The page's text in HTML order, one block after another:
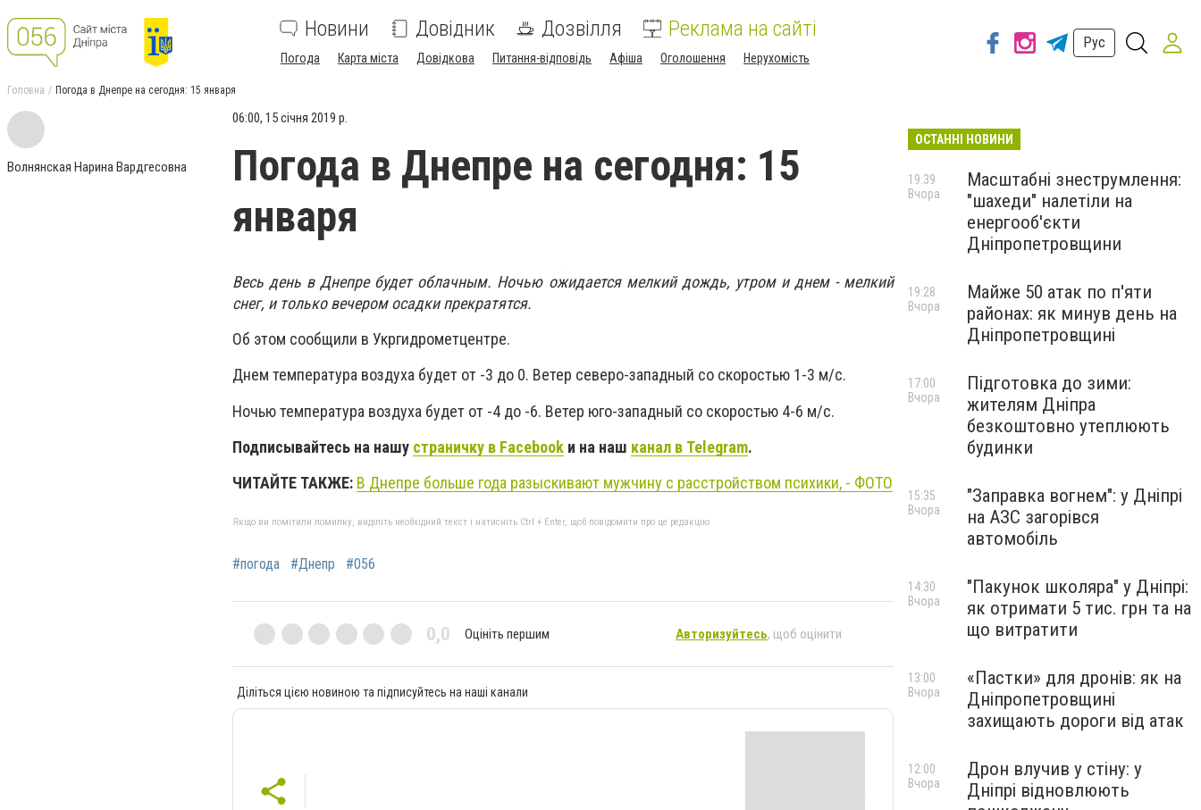
Новини Довідник Дозвілля Реклама на сайті
Погода Карта міста Довідкова Питання-відповідь Афіша Оголошення Нерухомість
Рус
Головна Погода в Днепре на сегодня: 15 января
Волнянская Нарина Вардгесовна
06:00, 15 січня 2019 р.
Погода в Днепре на сегодня: 15
января
Весь день в Днепре будет облачным. Ночью ожидается мелкий дождь, утром и днем - мелкий
снег, и только вечером осадки прекратятся.
Об этом сообщили в Укргидрометцентре.
Днем температура воздуха будет от -3 до 0. Ветер северо-западный со скоростью 1-3 м/с.
Ночью температура воздуха будет от -4 до -6. Ветер юго-западный со скоростью 4-6 м/с.
Подписывайтесь на нашу страничку в Facebook и на наш канал в Telegram.
ЧИТАЙТЕ ТАКЖЕ: В Днепре больше года разыскивают мужчину с расстройством психики, - ФОТО
Якщо ви помітили помилку, виділіть необхідний текст і натисніть Ctrl + Enter, щоб повідомити про це редакцію
#погода #Днепр #056
0,0 Оцініть першим Авторизуйтесь, щоб оцінити
Діліться цією новиною та підписуйтесь на наші канали
ОСТАННІ НОВИНИ
Масштабні знеструмлення:
"шахеди" налетіли на
енергооб'єкти
Дніпропетровщини
19:39
Вчора
Майже 50 атак по п'яти
районах: як минув день на
Дніпропетровщині
19:28
Вчора
Підготовка до зими:
жителям Дніпра
безкоштовно утеплюють
будинки
17:00
Вчора
"Заправка вогнем": у Дніпрі
на АЗС загорівся
автомобіль
15:35
Вчора
"Пакунок школяра" у Дніпрі:
як отримати 5 тис. грн та на
що витратити
14:30
Вчора
«Пастки» для дронів: як на
Дніпропетровщині
захищають дороги від атак
13:00
Вчора
Дрон влучив у стіну: у
Дніпрі відновлюють
12:00
Вчора